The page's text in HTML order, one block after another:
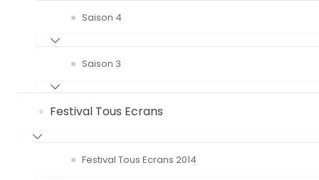
Saison 4
Saison 3
Festival Tous Ecrans
Festival Tous Ecrans 2014